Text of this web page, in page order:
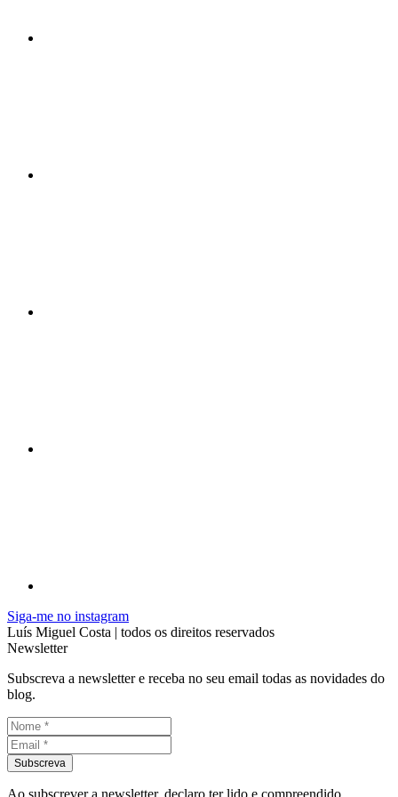
Siga-me no instagram
Luís Miguel Costa | todos os direitos reservados
Newsletter
Subscreva a newsletter e receba no seu email todas as novidades do
blog.
Ao subscrever a newsletter, declaro ter lido e compreendido